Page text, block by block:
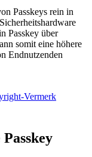
Passkeys rein in
Passkey über
somit eine höhere
Endnutzenden
Vermerk